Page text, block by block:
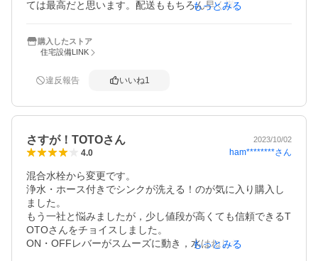
ては最高だと思います。配送ももちろん早く満足していま
もっとみる
購入したストア
住宅設備LINK
違反報告 いいね1
さすが！TOTOさん 2023/10/02
4.0 ham********さん
混合水栓から変更です。
浄水・ホース付きでシンクが洗える！のが気に入り購入し
ました。
もう一社と悩みましたが，少し値段が高くても信頼できるT
OTOさんをチョイスしました。
ON・OFFレバーがスムーズに動き，水はねしない所で止ま
もっとみる